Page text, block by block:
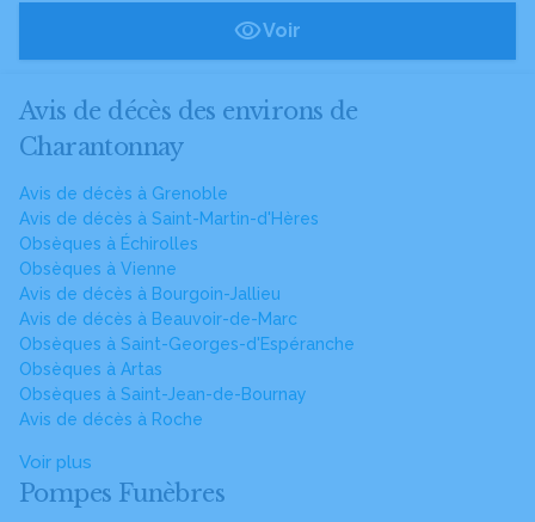
Voir
Avis de décès des environs de
Charantonnay
Avis de décès à Grenoble
Avis de décès à Saint-Martin-d'Hères
Obsèques à Échirolles
Obsèques à Vienne
Avis de décès à Bourgoin-Jallieu
Avis de décès à Beauvoir-de-Marc
Obsèques à Saint-Georges-d'Espéranche
Obsèques à Artas
Obsèques à Saint-Jean-de-Bournay
Avis de décès à Roche
Voir plus
Pompes Funèbres